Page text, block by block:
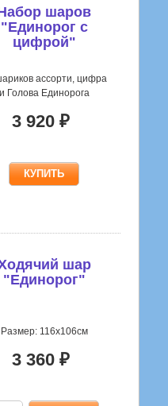
шаров
"Единорог с
цифрой"
ассорти, цифра
и Голова Единорога
3 920 ₽
шар
"Единорог"
Размер: 116х106см
3 360 ₽